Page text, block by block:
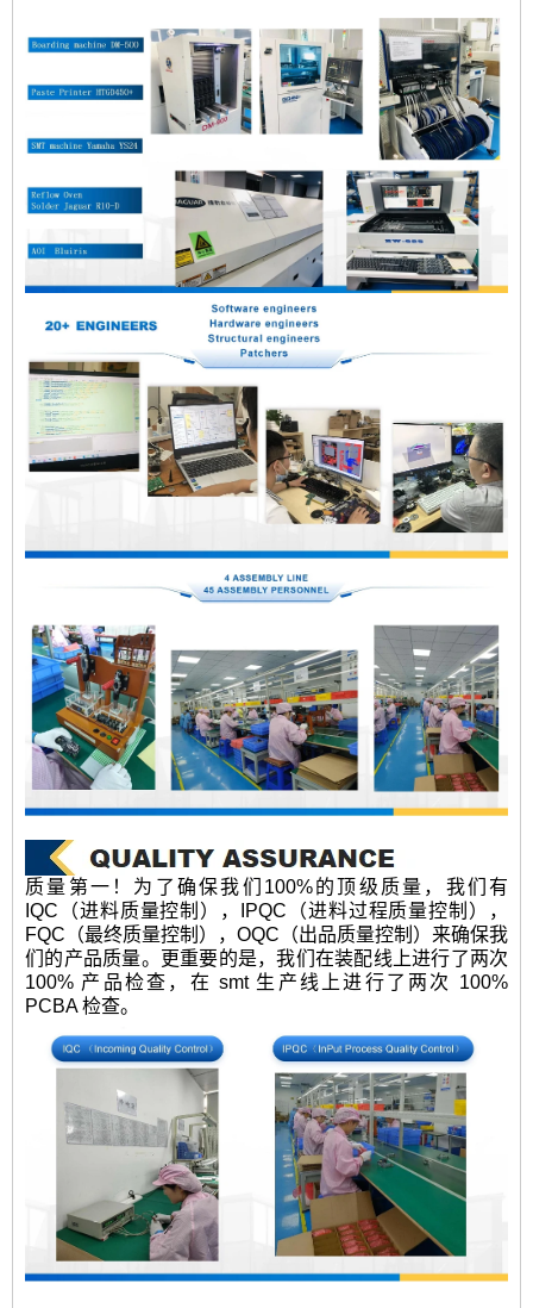
质量第一！为了确保我们100%的顶级质量，我们有
IQC（进料质量控制），IPQC（进料过程质量控制），
FQC（最终质量控制），OQC（出品质量控制）来确保我
们的产品质量。更重要的是，我们在装配线上进行了两次
100% 产品检查，在 smt 生产线上进行了两次 100%
PCBA 检查。